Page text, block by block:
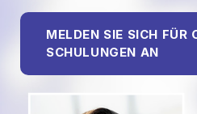
MELDEN SIE SICH FÜR
SCHULUNGEN AN